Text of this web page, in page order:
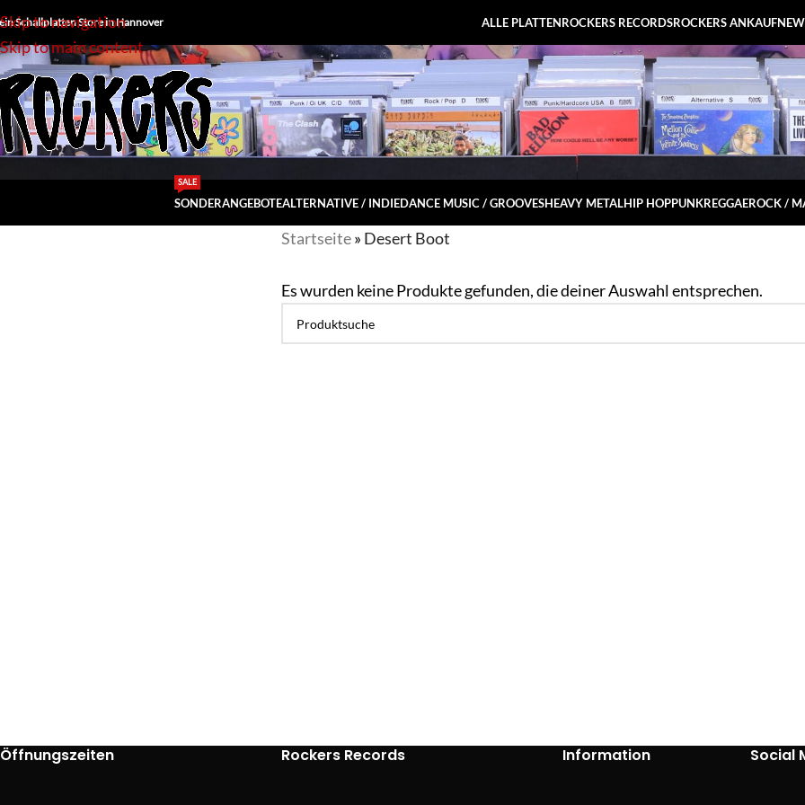
Skip to navigation
Skip to main content
Schallplatten Store in Hannover ALLE PLATTENROCKERS RECORDSROCKERS ANKAUF
SONDERANGEBOTE
SALE
ALTERNATIVE / INDIEDANCE MUSIC / GROOVESHEAVY METALHIP HOPPUNKREGGAEROCK /
Startseite» Desert Boot
Es wurden keine Produkte gefunden, die deiner Auswahl entsprechen.
Öffnungszeiten Rockers Records Information Social